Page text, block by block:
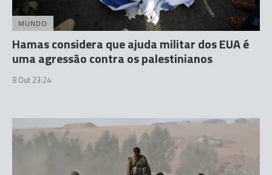
MUNDO
Hamas considera que ajuda militar dos EUA é
uma agressão contra os palestinianos
8 Out 23:24